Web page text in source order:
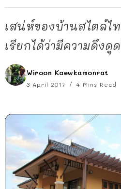
เสน่ห์ของบ้านสไตล์ไ
เรียกได้ว่ามีความดึงดู
Wiroon Kaewkamonrat
3 April 2017 4 Mins Read